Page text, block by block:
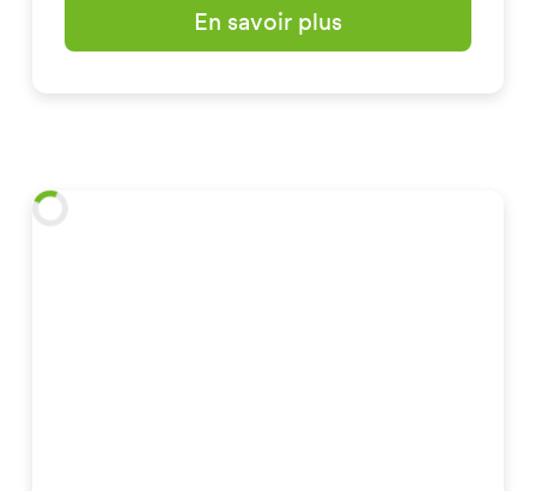
En savoir plus